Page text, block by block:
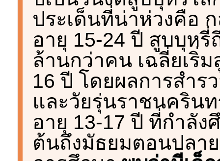
ประเด็นที่น่าห่วงคือ
อายุ 15-24 ปี สูบบุหรี่
ล้านกว่าคน เฉลี่ยเริ่
16 ปี โดยผลการสำ
และวัยรุ่นราชนคริน
อายุ 13-17 ปี ที่กำลั
ต้นถึงมัธยมตอนปลา